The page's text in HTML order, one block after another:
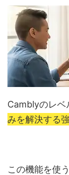
Camblyのレベ
みを解決する
この機能を使